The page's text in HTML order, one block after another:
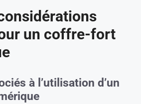
un coffre-fort
à l’utilisation d’un